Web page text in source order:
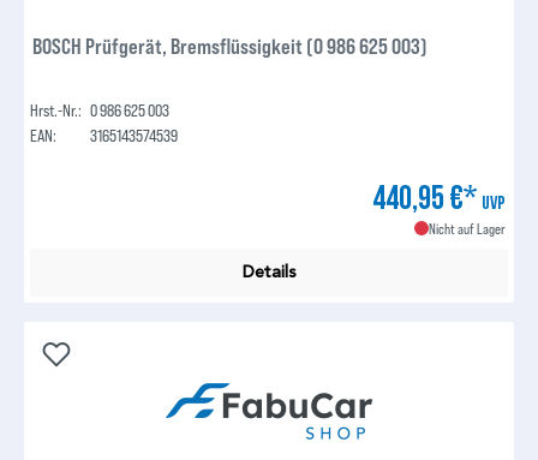
BOSCH Prüfgerät, Bremsflüssigkeit (0 986 625 003)
Hrst.-Nr.: 0 986 625 003
EAN:
3165143574539
440,95 €* UVP
Nicht auf Lager
Details